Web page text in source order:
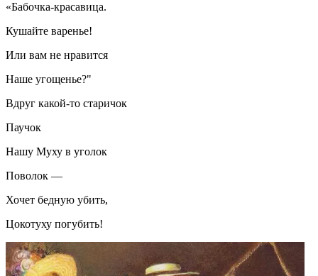
«Бабочка-красавица.
Кушайте варенье!
Или вам не нравится
Наше угощенье?"
Вдруг какой-то старичок
Паучок
Нашу Муху в уголок
Поволок —
Хочет бедную убить,
Цокотуху погубить!